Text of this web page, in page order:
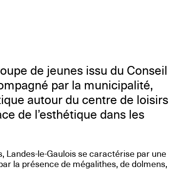
de jeunes issu du Conseil
par la municipalité,
autour du centre de loisirs
de l’esthétique dans les
Landes-le-Gaulois se caractérise par une
la présence de mégalithes, de dolmens,